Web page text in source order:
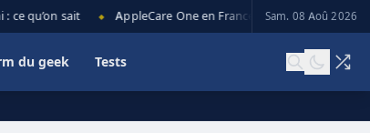
qu’on sait AppleCare One en France : prix, couverture et
Sam. 08 Aoû 2026
du geek Tests